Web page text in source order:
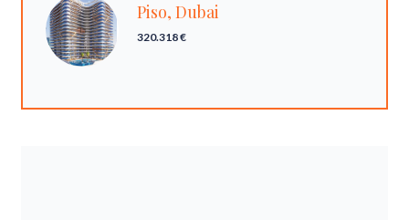
Piso, Dubai
320.318 €